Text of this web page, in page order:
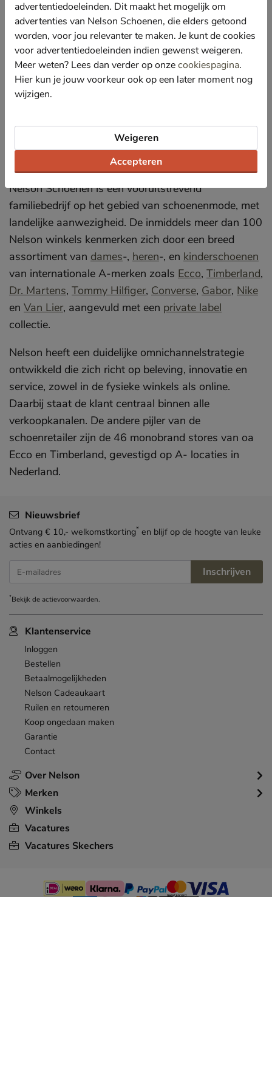
Twinkle 100
Op donderdag 19 september jl. verscheen de nieuwe
Twinkle 100. Nelson staat hierin genoteerd op
plaats 87 en verwacht nog meer naamsbekendheid
van bol.com, de nummer 1 uit de Twinkle 100.
Nelson Schoenen
Nelson Schoenen is een vooruitstrevend
familiebedrijf op het gebied van schoenenmode, met
landelijke aanwezigheid. De inmiddels meer dan 100
Nelson winkels kenmerken zich door een breed
assortiment van dames-, heren-, en kinderschoenen
van internationale A-merken zoals Ecco, Timberland,
Dr. Martens, Tommy Hilfiger, Converse, Gabor, Nike
en Van Lier, aangevuld met een private label
collectie.
Nelson heeft een duidelijke omnichannelstrategie
ontwikkeld die zich richt op beleving, innovatie en
service, zowel in de fysieke winkels als online.
Daarbij staat de klant centraal binnen alle
verkoopkanalen. De andere pijler van de
schoenretailer zijn de 46 monobrand stores van oa
Ecco en Timberland, gevestigd op A- locaties in
Nederland.
Over Nelson
Klantenservice
Inloggen
Bestellen
Betaalmogelijkheden
Nelson Cadeaukaart
Ruilen en retourneren
Koop ongedaan maken
Garantie
Contact
Merken
Winkels
Vacatures
Vacatures Skechers
Nieuwsbrief
Ontvang € 10,- welkomstkorting* en blijf op de hoogte van leuke
acties en aanbiedingen!
E-mailadres Inschrijven
*Bekijk deactievoorwaarden.
advertentiedoeleinden. Dit maakt het mogelijk om
advertenties van Nelson Schoenen, die elders getoond
worden, voor jou relevanter te maken. Je kunt de cookies
voor advertentiedoeleinden indien gewenst weigeren.
Meer weten? Lees dan verder op onzecookiespagina.
Hier kun je jouw voorkeur ook op een later moment nog
wijzigen.
Accepteren
Weigeren